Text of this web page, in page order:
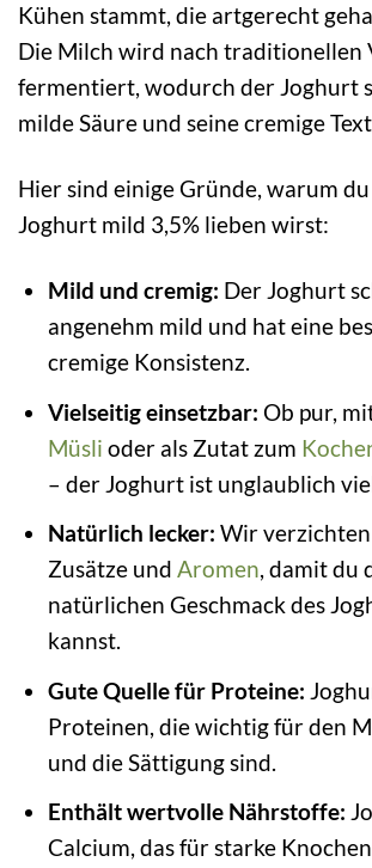
Kühen stammt, die artgerecht
Die Milch wird nach traditionellen
fermentiert, wodurch der Joghurt
milde Säure und seine cremige
Hier sind einige Gründe, warum du
Joghurt mild 3,5% lieben wirst:
Mild und cremig: Der Joghurt
angenehm mild und hat eine
cremige Konsistenz.
Vielseitig einsetzbar: Ob pur,
Müsli oder als Zutat zum
– der Joghurt ist unglaublich
Natürlich lecker: Wir
Zusätze und Aromen, damit du
natürlichen Geschmack des
kannst.
Gute Quelle für Proteine:
Proteinen, die wichtig für den
und die Sättigung sind.
Enthält wertvolle Nährstoffe:
Calcium, das für starke